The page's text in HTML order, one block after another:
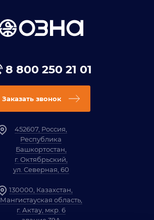
8 800 250 21 01
Заказать звонок
452607, Россия,
Республика
Башкортостан,
г. Октябрьский,
ул. Северная, 60
130000, Казахстан,
Мангистауская область,
г. Актау, мкр. 6